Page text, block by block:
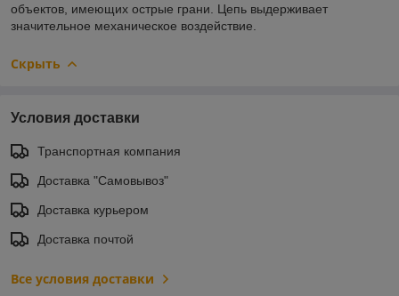
объектов, имеющих острые грани. Цепь выдерживает
значительное механическое воздействие.
Скрыть
Условия доставки
Транспортная компания
Доставка "Самовывоз"
Доставка курьером
Доставка почтой
Все условия доставки